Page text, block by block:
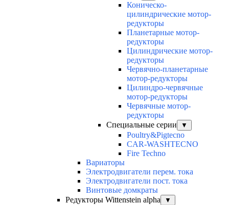
Коническо-
цилиндрические мотор-
редукторы
Планетарные мотор-
редукторы
Цилиндрические мотор-
редукторы
Червячно-планетарные
мотор-редукторы
Цилиндро-червячные
мотор-редукторы
Червячные мотор-
редукторы
Специальные серии
▼
Poultry&Pigtecno
CAR-WASHTECNO
Fire Techno
Вариаторы
Электродвигатели перем. тока
Электродвигатели пост. тока
Винтовые домкраты
Редукторы Wittenstein alpha
▼